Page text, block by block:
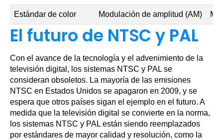
Estándar de color Modulación de amplitud (AM)
El futuro de NTSC y PAL
Con el avance de la tecnología y el advenimiento de la
televisión digital, los sistemas NTSC y PAL se
consideran obsoletos. La mayoría de las emisiones
NTSC en Estados Unidos se apagaron en 2009, y se
espera que otros países sigan el ejemplo en el futuro. A
medida que la televisión digital se convierte en la norma,
los sistemas NTSC y PAL están siendo reemplazados
por estándares de mayor calidad y resolución, como la